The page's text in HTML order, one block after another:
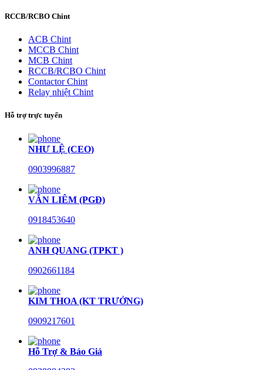
RCCB/RCBO Chint
ACB Chint
MCCB Chint
MCB Chint
RCCB/RCBO Chint
Contactor Chint
Relay nhiệt Chint
Hỗ trợ trực tuyến
NHƯ LỆ (CEO)
0903996887
VĂN LIÊM (PGĐ)
0918453640
ANH QUANG (TPKT )
0902661184
KIM THOA (KT TRƯỞNG)
0909217601
Hỗ Trợ & Báo Giá